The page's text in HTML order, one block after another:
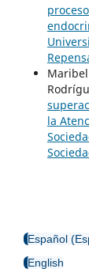
la
Español
English